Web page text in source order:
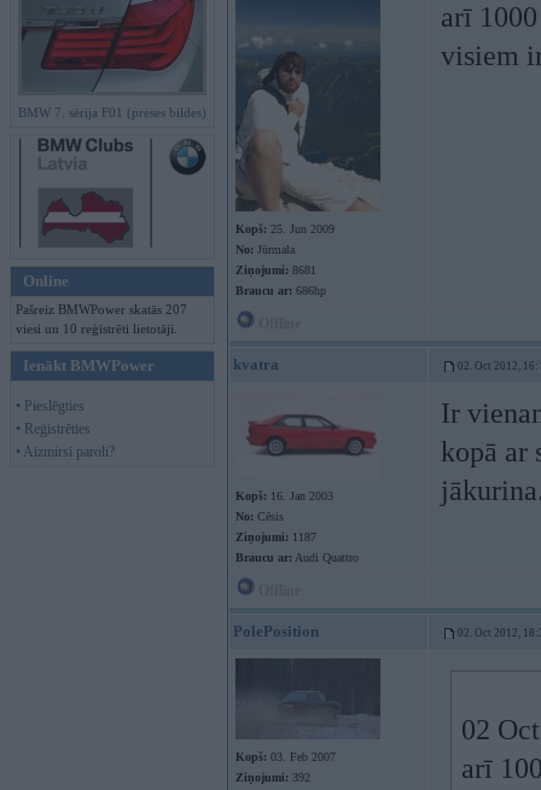
BMW 7. sērija F01 (preses bildes)
Online
Pašreiz BMWPower skatās 207
viesi un 10 reģistrēti lietotāji.
Ienākt BMWPower
• Pieslēgties
• Reģistrēties
• Aizmirsi paroli?
Kopš: 25. Jun 2009
No: Jūrmala
Ziņojumi: 8681
Braucu ar: 686hp
arī
visiem
kvatra 02. Oct 2012,
Kopš: 16. Jan 2003
No: Cēsis
Ziņojumi: 1187
Braucu ar: Audi Quattro
Ir
kopā ar
PolePosition 02. Oct 2012,
Kopš: 03. Feb 2007
Ziņojumi: 392
02
arī